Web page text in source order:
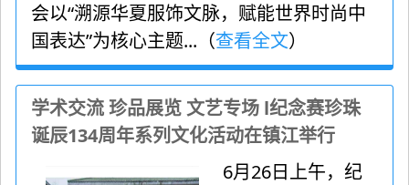
会以“溯源华夏服饰文脉，赋能世界时尚中
国表达”为核心主题...（查看全文）
学术交流 珍品展览 文艺专场 l纪念赛珍珠
诞辰134周年系列文化活动在镇江举行
6月26日上午，纪